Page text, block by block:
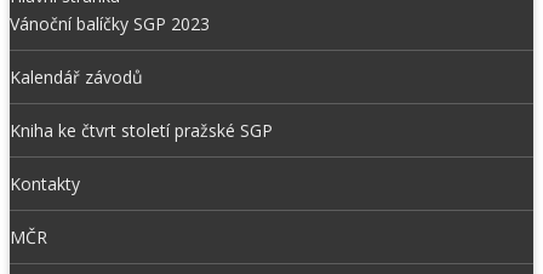
Vánoční balíčky SGP 2023
Kalendář závodů
Kniha ke čtvrt století pražské SGP
Kontakty
MČR